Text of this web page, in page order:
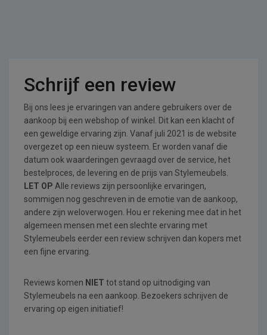
Schrijf een review
Bij ons lees je ervaringen van andere gebruikers over de
aankoop bij een webshop of winkel. Dit kan een klacht of
een geweldige ervaring zijn. Vanaf juli 2021 is de website
overgezet op een nieuw systeem. Er worden vanaf die
datum ook waarderingen gevraagd over de service, het
bestelproces, de levering en de prijs van Stylemeubels.
LET OP Alle reviews zijn persoonlijke ervaringen,
sommigen nog geschreven in de emotie van de aankoop,
andere zijn weloverwogen. Hou er rekening mee dat in het
algemeen mensen met een slechte ervaring met
Stylemeubels eerder een review schrijven dan kopers met
een fijne ervaring.
Reviews komen NIET tot stand op uitnodiging van
Stylemeubels na een aankoop. Bezoekers schrijven de
ervaring op eigen initiatief!